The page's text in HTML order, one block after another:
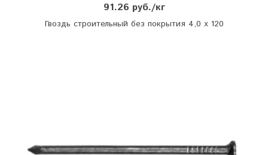
91.26 руб./кг
Гвоздь строительный без покрытия 4,0 х 120